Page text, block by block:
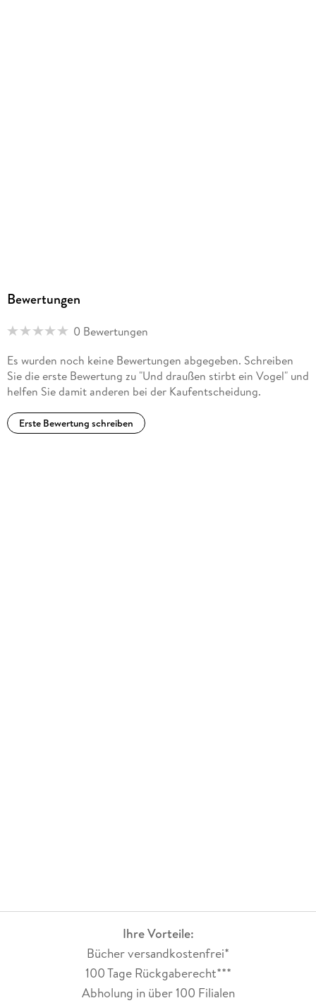
Bewertungen
0 Bewertungen
Es wurden noch keine Bewertungen abgegeben. Schreiben
Sie die erste Bewertung zu "Und draußen stirbt ein Vogel" und
helfen Sie damit anderen bei der Kaufentscheidung.
Erste Bewertung schreiben
Ihre Vorteile:
Bücher versandkostenfrei*
100 Tage Rückgaberecht***
Abholung in über 100 Filialen